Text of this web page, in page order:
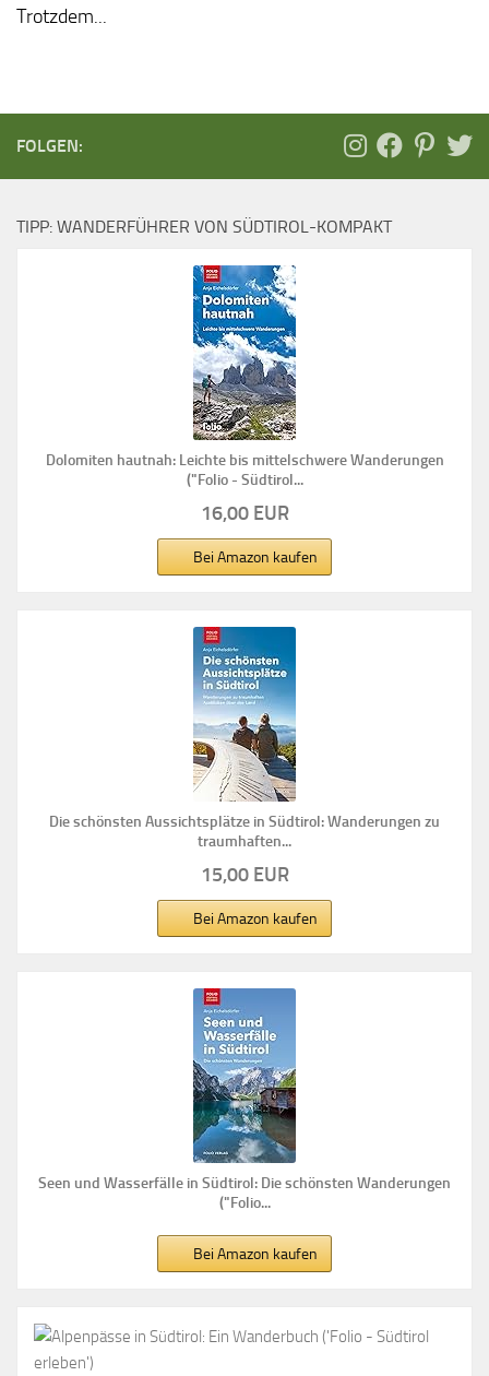
Trotzdem...
FOLGEN:
TIPP: WANDERFÜHRER VON SÜDTIROL-KOMPAKT
Dolomiten hautnah: Leichte bis mittelschwere Wanderungen
("Folio - Südtirol...
16,00 EUR
Bei Amazon kaufen
Die schönsten Aussichtsplätze in Südtirol: Wanderungen zu
traumhaften...
15,00 EUR
Bei Amazon kaufen
Seen und Wasserfälle in Südtirol: Die schönsten Wanderungen
("Folio...
Bei Amazon kaufen